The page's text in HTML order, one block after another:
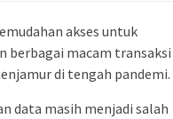
akses untuk
berbagai macam transaksi
di tengah pandemi.
data masih menjadi salah